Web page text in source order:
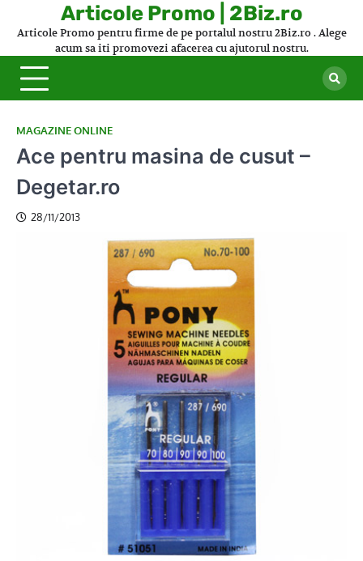
Articole Promo | 2Biz.ro
Articole Promo pentru firme de pe portalul nostru 2Biz.ro . Alege
acum sa iti promovezi afacerea cu ajutorul nostru.
MAGAZINE ONLINE
Ace pentru masina de cusut –
Degetar.ro
28/11/2013